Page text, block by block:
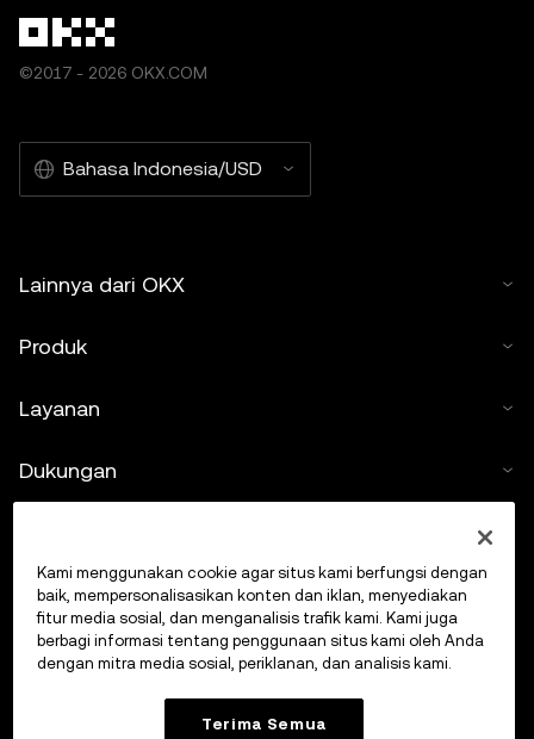
©2017 - 2026 OKX.COM
Bahasa Indonesia/USD
Lainnya dari OKX
Produk
Layanan
Dukungan
Kalkulator kripto
Lakukan Trading
Kami menggunakan cookie agar situs kami berfungsi dengan
baik, mempersonalisasikan konten dan iklan, menyediakan
fitur media sosial, dan menganalisis trafik kami. Kami juga
berbagi informasi tentang penggunaan situs kami oleh Anda
dengan mitra media sosial, periklanan, dan analisis kami.
Terima Semua